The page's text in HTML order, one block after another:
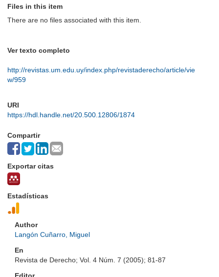
Files in this item
There are no files associated with this item.
Ver texto completo
http://revistas.um.edu.uy/index.php/revistaderecho/article/vie
w/959
URI
https://hdl.handle.net/20.500.12806/1874
Compartir
Exportar citas
Estadísticas
Author
Langón Cuñarro, Miguel
En
Revista de Derecho; Vol. 4 Núm. 7 (2005); 81-87